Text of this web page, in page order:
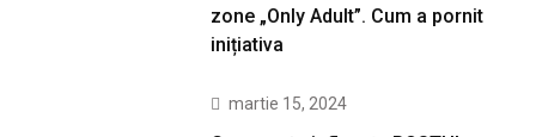
zone „Only Adult”. Cum a pornit
inițiativa
martie 15, 2024